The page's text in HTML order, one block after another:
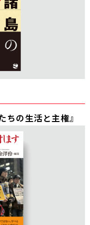
ちの生活と主権』